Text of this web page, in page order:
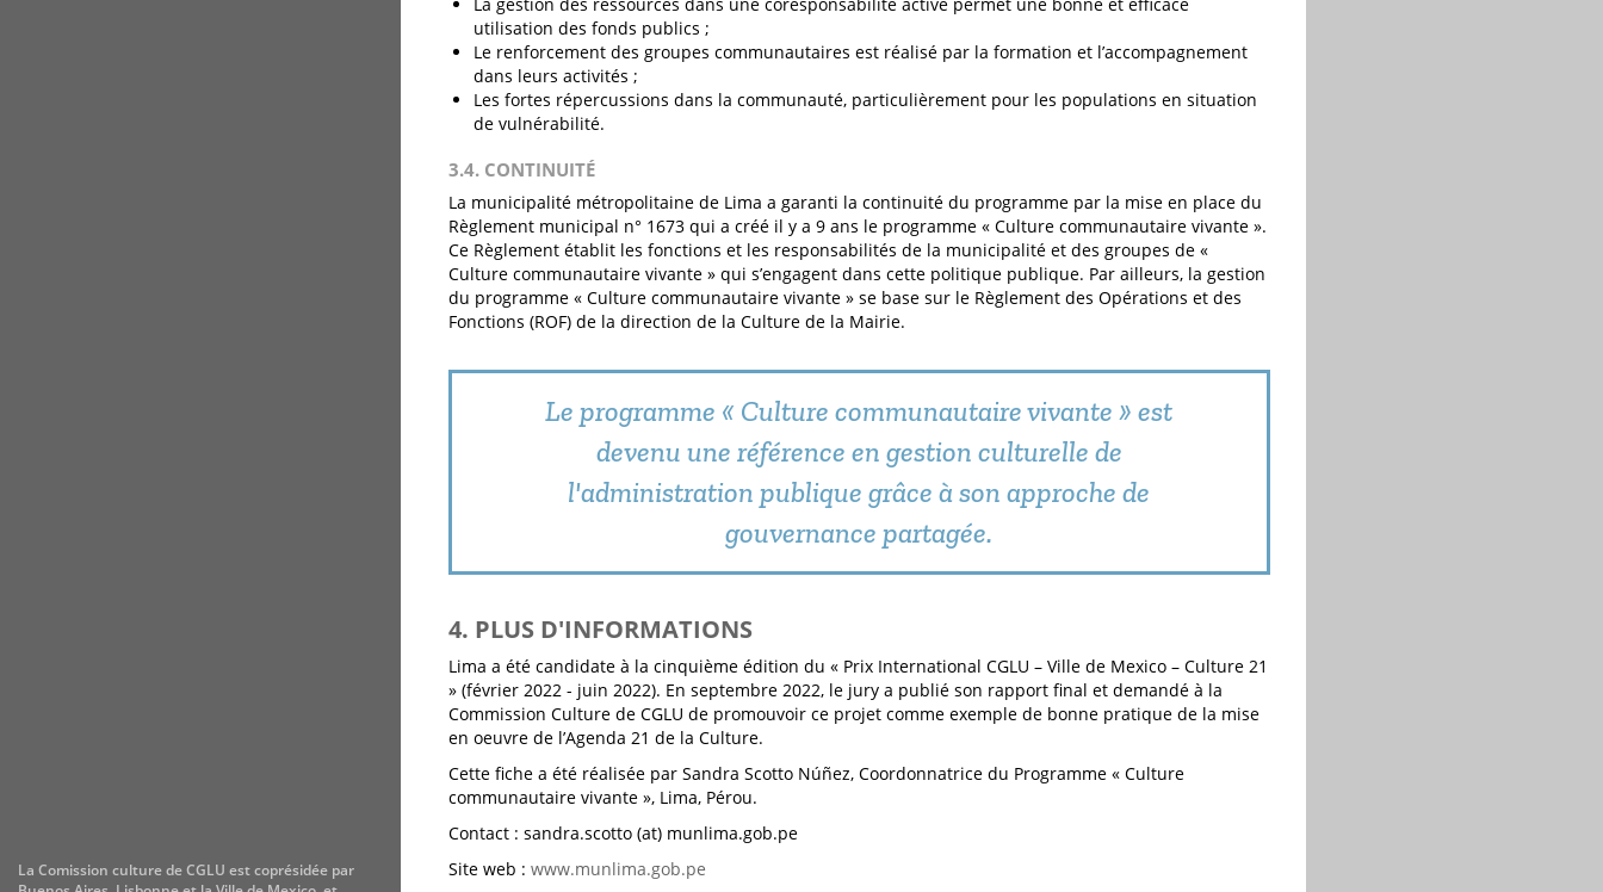
La Comission culture de CGLU est coprésidée par
utilisation des fonds publics ;
Le renforcement des groupes communautaires est réalisé par la formation et l’accompagnement
dans leurs activités ;
Les fortes répercussions dans la communauté, particulièrement pour les populations en situation
de vulnérabilité.
3.4. CONTINUITÉ
La municipalité métropolitaine de Lima a garanti la continuité du programme par la mise en place du
Règlement municipal n° 1673 qui a créé il y a 9 ans le programme « Culture communautaire vivante ».
Ce Règlement établit les fonctions et les responsabilités de la municipalité et des groupes de «
Culture communautaire vivante » qui s’engagent dans cette politique publique. Par ailleurs, la gestion
du programme « Culture communautaire vivante » se base sur le Règlement des Opérations et des
Fonctions (ROF) de la direction de la Culture de la Mairie.
Le programme « Culture communautaire vivante » est
devenu une référence en gestion culturelle de
l'administration publique grâce à son approche de
gouvernance partagée.
4. PLUS D'INFORMATIONS
Lima a été candidate à la cinquième édition du « Prix International CGLU – Ville de Mexico – Culture 21
» (février 2022 - juin 2022). En septembre 2022, le jury a publié son rapport final et demandé à la
Commission Culture de CGLU de promouvoir ce projet comme exemple de bonne pratique de la mise
en oeuvre de l’Agenda 21 de la Culture.
Cette fiche a été réalisée par Sandra Scotto Núñez, Coordonnatrice du Programme « Culture
communautaire vivante », Lima, Pérou.
Contact : sandra.scotto (at) munlima.gob.pe
Site web : www.munlima.gob.pe